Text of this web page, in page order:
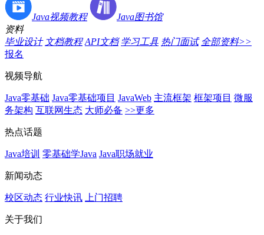
Java视频教程
Java图书馆
资料
毕业设计 文档教程 API文档 学习工具 热门面试 全部资料>>
报名
视频导航
Java零基础 Java零基础项目 JavaWeb 主流框架 框架项目 微服
务架构 互联网生态 大师必备 >>更多
热点话题
Java培训 零基础学Java Java职场就业
新闻动态
校区动态 行业快讯 上门招聘
关于我们